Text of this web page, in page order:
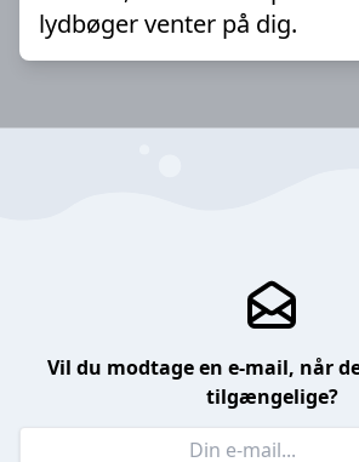
lydbøger venter på dig.
Vil du modtage en e-mail, når
tilgængelige?